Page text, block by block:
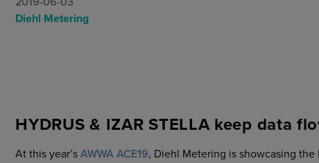
Ogólne warunki handlowe
Diehl Metering
HYDRUS & IZAR STELLA keep data
At this year’sAWWA ACE19, Diehl Metering is showcasing the